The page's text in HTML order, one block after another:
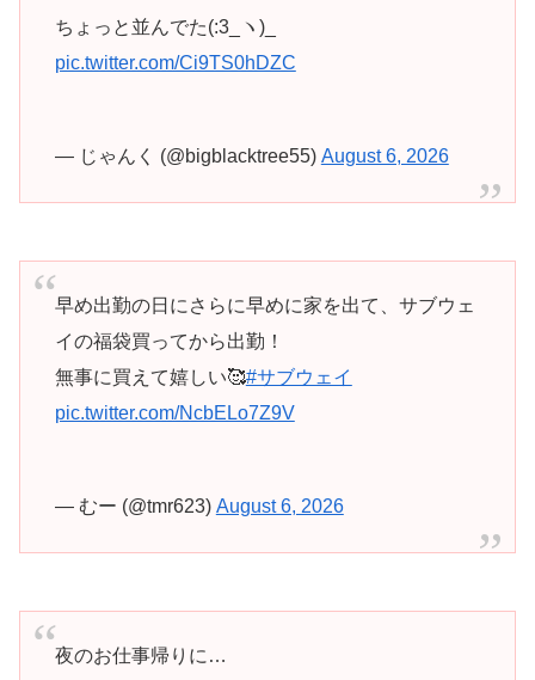
ちょっと並んでた(:3_ヽ)_
pic.twitter.com/Ci9TS0hDZC
— じゃんく (@bigblacktree55) August 6, 2026
早め出勤の日にさらに早めに家を出て、サブウェ
イの福袋買ってから出勤！
無事に買えて嬉しい🥰#サブウェイ
pic.twitter.com/NcbELo7Z9V
— むー (@tmr623) August 6, 2026
夜のお仕事帰りに…